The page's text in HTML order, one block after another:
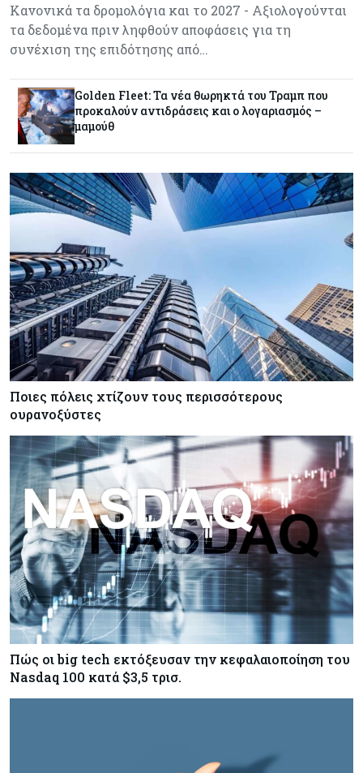
Κόσμος
και οι προκλήσεις
Κόσμος
Πόσα ξοδεύει ο Λευκός Οίκος – Το κόστος
λειτουργίας για προσωπικό, υποδομές και
ασφάλεια
Market News
Baker Tilly: Στην 7η θέση παγκοσμίως στις
M&A μεσαίας αγοράς
Κύπρος 08-08-2026
Πιο ισχυρό το κυπριακό διαβατήριο το 2026
Ενέργεια
Meridiam–GSI: Τι προκύπτει – και τι όχι – από
την απάντηση της Κομισιόν
Κόσμος 07-08-2026
Η Τουρκία χτυπάει Ντουμπάι και Λονδίνο:
Φορολογικά κίνητρα για επαναπατρισμό
πλούσιων κατοίκων και επενδυτών
Κανονικά τα δρομολόγια και το 2027 - Αξιολογούνται
τα δεδομένα πριν ληφθούν αποφάσεις για τη
συνέχιση της επιδότησης από…
Golden Fleet: Τα νέα θωρηκτά του Τραμπ που
προκαλούν αντιδράσεις και ο λογαριασμός –
μαμούθ
Ποιες πόλεις χτίζουν τους περισσότερους
ουρανοξύστες
Πώς οι big tech εκτόξευσαν την κεφαλαιοποίηση του
Nasdaq 100 κατά $3,5 τρισ.